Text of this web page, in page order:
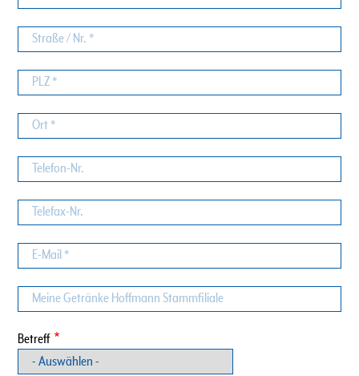
Straße
/
Nr.
PLZ
Ort
Telefon-
Nr.
Telefax-
Nr.
Mail
Meine
Getränke
Hoffmann
Stammfiliale
Betreff